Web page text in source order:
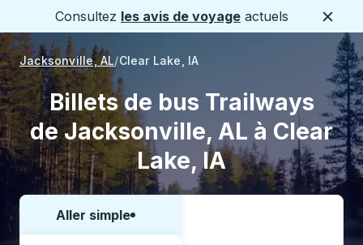
Consultez les avis de voyage actuels
Jacksonville, AL Clear Lake, IA
Billets de bus Trailways
de Jacksonville, AL à Clear
Lake, IA
Choisissez un sens ou un aller-retour:
Aller simple